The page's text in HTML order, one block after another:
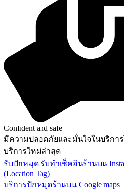
Confident and safe
มีความปลอดภัยและมั่นใจในบริกา
บริการใหม่ล่าสุด
รับปักหมุด รับทำเช็คอินร้านบน
(Location Tag)
บริการปักหมุดร้านบน Google maps